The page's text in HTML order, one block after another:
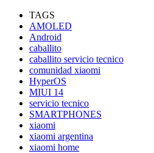
TAGS
AMOLED
Android
caballito
caballito servicio tecnico
comunidad xiaomi
HyperOS
MIUI 14
servicio tecnico
SMARTPHONES
xiaomi
xiaomi argentina
xiaomi home